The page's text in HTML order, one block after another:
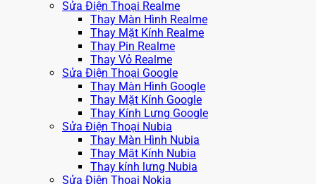
Sửa Điện Thoại Realme
Thay Màn Hình Realme
Thay Mặt Kính Realme
Thay Pin Realme
Thay Vỏ Realme
Sửa Điện Thoại Google
Thay Màn Hình Google
Thay Mặt Kính Google
Thay Kính Lưng Google
Sửa Điện Thoại Nubia
Thay Màn Hình Nubia
Thay Mặt Kính Nubia
Thay kính lưng Nubia
Sửa Điện Thoại Nokia